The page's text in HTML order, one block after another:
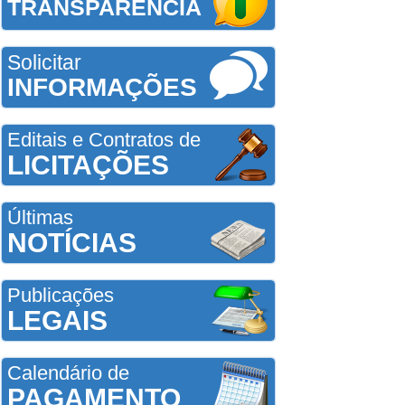
TRANSPARÊNCIA
Solicitar
INFORMAÇÕES
Editais e Contratos de
LICITAÇÕES
Últimas
NOTÍCIAS
Publicações
LEGAIS
Calendário de
PAGAMENTO